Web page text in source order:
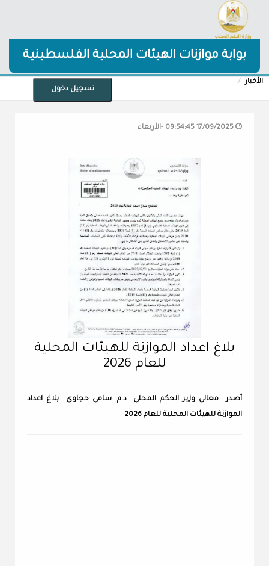
بوابة موازنات الهيئات المحلية الفلسطينية
تسجيل دخول
الأخبار
بلاغ اعداد الموازنة للهيئات المحلية
للعام 2026
أصدر معالي وزير الحكم المحلي د.م. سامي حجاوي بلاغ اعداد
الموازنة للهيئات المحلية للعام 2026